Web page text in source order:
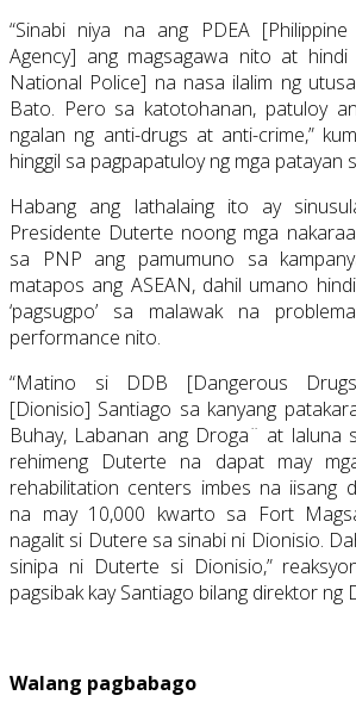
“Sinabi niya na ang PDEA
Agency] ang magsagawa nito at hindi
National Police] na nasa ilalim ng
Bato. Pero sa katotohanan, patuloy
ngalan ng anti-drugs at anti-crime,”
hinggil sa pagpapatuloy ng mga patayan
Habang ang lathalaing ito ay
Presidente Duterte noong mga
sa PNP ang pamumuno sa
matapos ang ASEAN, dahil umano
‘pagsugpo’ sa malawak na
performance nito.
“Matino si DDB [Dangerous
[Dionisio] Santiago sa kanyang
Buhay, Labanan ang Droga¨ at laluna
rehimeng Duterte na dapat may
rehabilitation centers imbes na iisang
na may 10,000 kwarto sa Fort
nagalit si Dutere sa sinabi ni Dionisio.
sinipa ni Duterte si Dionisio,”
pagsibak kay Santiago bilang direktor ng
Walang pagbabago